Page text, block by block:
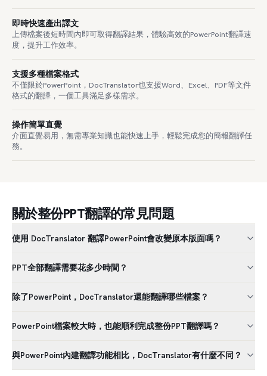
即時快速產出譯文
上傳檔案後短時間內即可取得翻譯結果，體驗高效的PowerPoint翻譯速
度，提升工作效率。
支援多種檔案格式
不僅限於PowerPoint，DocTranslator也支援Word、Excel、PDF等文件
格式的翻譯，一個工具滿足多樣需求。
操作簡單直覺
介面直覺易用，無需專業知識也能快速上手，輕鬆完成您的簡報翻譯任
務。
關於整份PPT翻譯的常見問題
使用 DocTranslator 翻譯PowerPoint會改變原本版面嗎？
PPT全部翻譯需要花多少時間？
除了PowerPoint，DocTranslator還能翻譯哪些檔案？
PowerPoint檔案較大時，也能順利完成整份PPT翻譯嗎？
與PowerPoint內建翻譯功能相比，DocTranslator有什麼不同？